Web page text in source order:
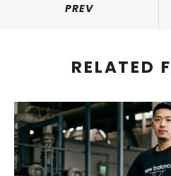
PREV
RELATED